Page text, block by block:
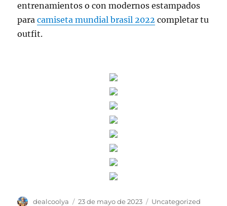
entrenamientos o con modernos estampados
paracamiseta mundial brasil 2022 completar tu
outfit.
Autor
dealcoolya
Publicado
23 de mayo de 2023 Categorías
Uncategorized